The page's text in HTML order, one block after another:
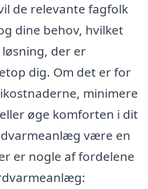
de relevante fagfolk
dine behov, hvilket
der er
dig. Om det er for
minimere
øge komforten i dit
være en
er nogle af fordelene